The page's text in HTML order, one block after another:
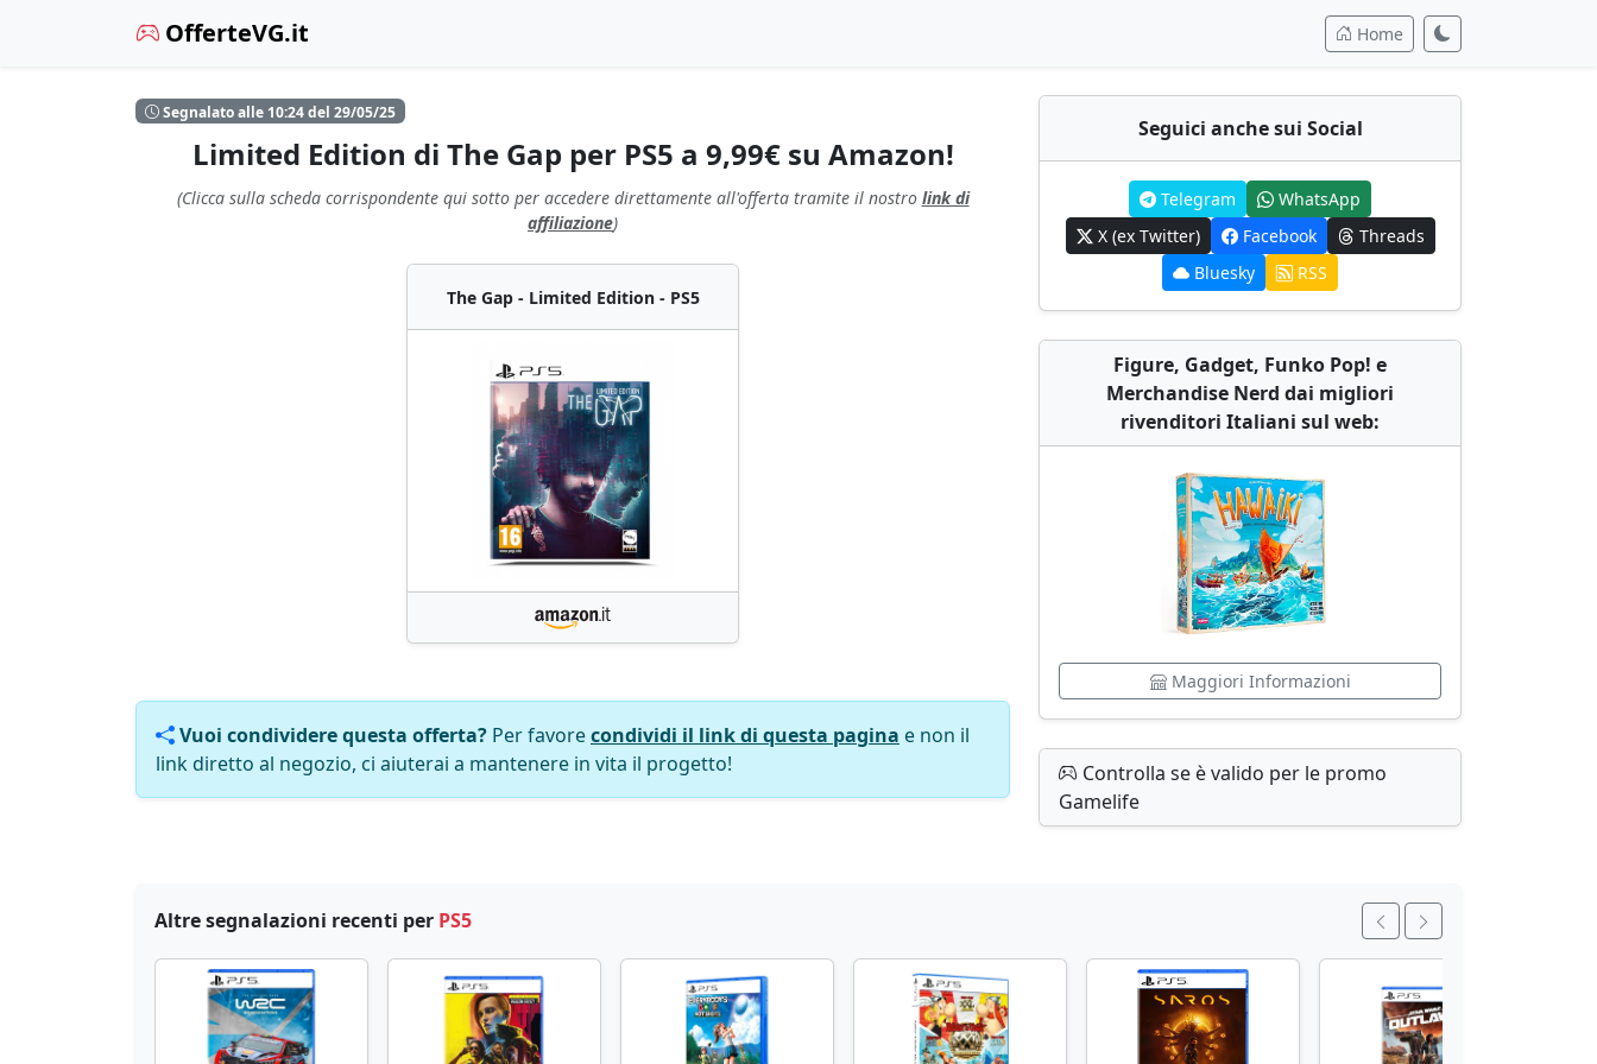
OfferteVG.it Home
Segnalato alle 10:24 del 29/05/25
Limited Edition di The Gap per PS5 a 9,99€ su Amazon!
(Clicca sulla scheda corrispondente qui sotto per accedere direttamente all'offerta tramite il nostro link di
affiliazione)
The Gap - Limited Edition - PS5
Vuoi condividere questa offerta? Per favorecondividi il link di questa pagina e non il
link diretto al negozio, ci aiuterai a mantenere in vita il progetto!
Seguici anche sui Social
Telegram
WhatsApp
X (ex Twitter)
Facebook
Threads
Bluesky
RSS
Figure, Gadget, Funko Pop! e
Merchandise Nerd dai migliori
rivenditori Italiani sul web:
Maggiori Informazioni
Controlla se è valido per le promo
Gamelife
Altre segnalazioni recenti per PS5